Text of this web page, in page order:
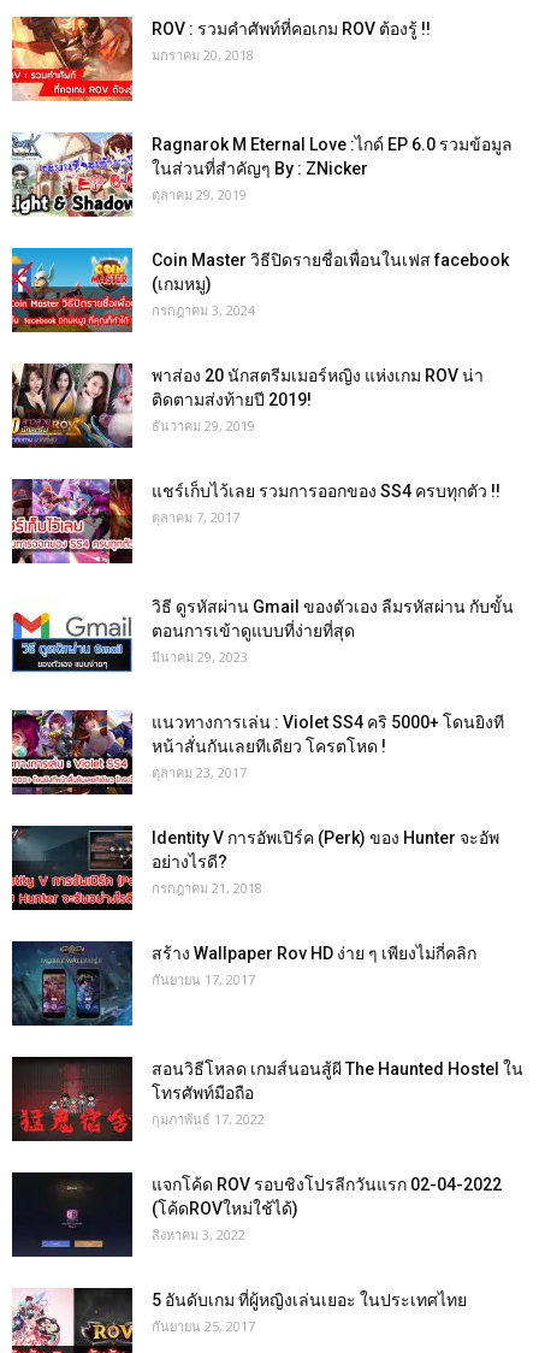
ROV : รวมคำศัพท์ที่คอเกม ROV ต้องรู้ !!
มกราคม 20, 2018
Ragnarok M Eternal Love :ไกด์ EP 6.0 รวมข้อมูล
ในส่วนที่สำคัญๆ By : ZNicker
ตุลาคม 29, 2019
Coin Master วิธีปิดรายชื่อเพื่อนในเฟส facebook
(เกมหมู)
กรกฎาคม 3, 2024
พาส่อง 20 นักสตรีมเมอร์หญิง แห่งเกม ROV น่า
ติดตามส่งท้ายปี 2019!
ธันวาคม 29, 2019
แชร์เก็บไว้เลย รวมการออกของ SS4 ครบทุกตัว !!
ตุลาคม 7, 2017
วิธี ดูรหัสผ่าน Gmail ของตัวเอง ลืมรหัสผ่าน กับขั้น
ตอนการเข้าดูแบบที่ง่ายที่สุด
มีนาคม 29, 2023
แนวทางการเล่น : Violet SS4 คริ 5000+ โดนยิงที
หน้าสั่นกันเลยทีเดียว โครตโหด !
ตุลาคม 23, 2017
Identity V การอัพเปิร์ค (Perk) ของ Hunter จะอัพ
อย่างไรดี?
กรกฎาคม 21, 2018
สร้าง Wallpaper Rov HD ง่าย ๆ เพียงไม่กี่คลิก
กันยายน 17, 2017
สอนวิธีโหลด เกมส์นอนสู้ผี The Haunted Hostel ใน
โทรศัพท์มือถือ
กุมภาพันธ์ 17, 2022
แจกโค้ด ROV รอบชิงโปรลีกวันแรก 02-04-2022
(โค้ดROVใหม่ใช้ได้)
สิงหาคม 3, 2022
5 อันดับเกม ที่ผู้หญิงเล่นเยอะ ในประเทศไทย
กันยายน 25, 2017